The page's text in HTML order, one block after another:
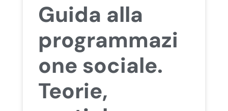
Guida alla
programmazi
one sociale.
Teorie,